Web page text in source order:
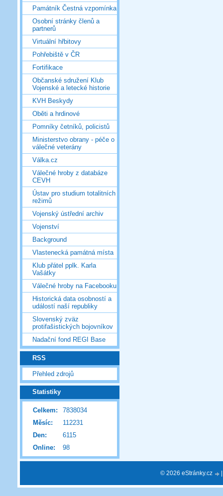
Památník Čestná vzpomínka
Osobní stránky členů a
partnerů
Virtuální hřbitovy
Pohřebiště v ČR
Fortifikace
Občanské sdružení Klub
Vojenské a letecké historie
KVH Beskydy
Oběti a hrdinové
Pomníky četníků, policistů
Ministerstvo obrany - péče o
válečné veterány
Válka.cz
Válečné hroby z databáze
CEVH
Ústav pro studium totalitních
režimů
Vojenský ústřední archiv
Vojenství
Background
Vlastenecká památná místa
Klub přátel pplk. Karla
Vašátky
Válečné hroby na Facebooku
Historická data osobností a
událostí naší republiky
Slovenský zväz
protifašistických bojovníkov
Nadační fond REGI Base
RSS
Přehled zdrojů
Statistiky
Online: 98
Celkem:
7838034
Měsíc:
112231
Den:
6115
© 2026 eStránky.cz